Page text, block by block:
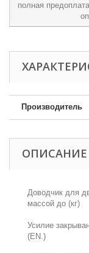
полная
Производитель
ОПИСАНИЕ
Доводчик для
массой до (кг)
Усилие
(EN.)